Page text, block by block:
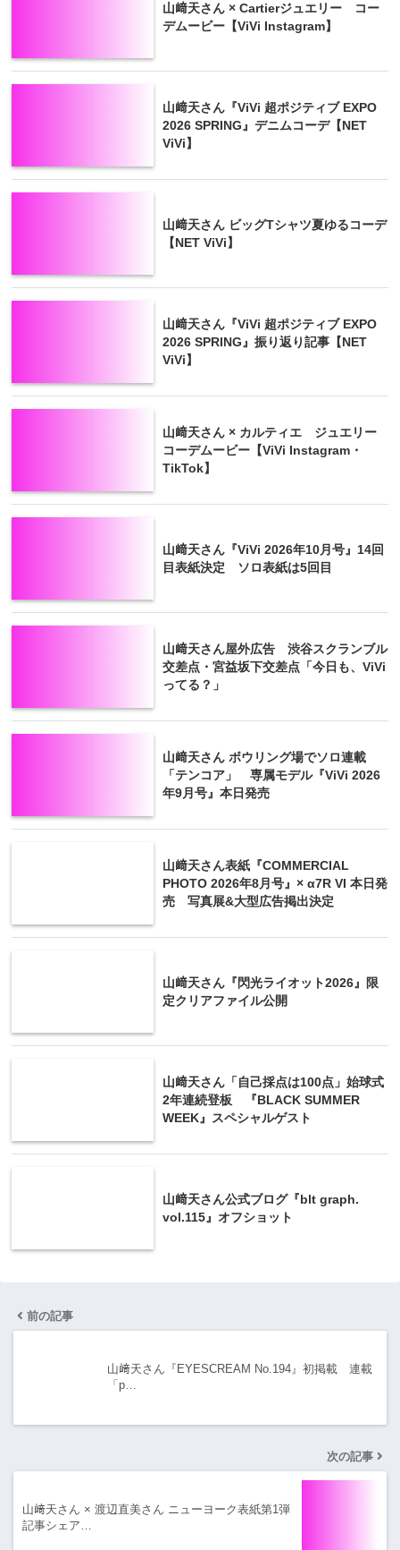
山﨑天さん × Cartierジュエリー コー
デムービー【ViVi Instagram】
山﨑天さん『ViVi 超ポジティブ EXPO
2026 SPRING』デニムコーデ【NET
ViVi】
山﨑天さん ビッグTシャツ夏ゆるコーデ
【NET ViVi】
山﨑天さん『ViVi 超ポジティブ EXPO
2026 SPRING』振り返り記事【NET
ViVi】
山﨑天さん × カルティエ ジュエリー
コーデムービー【ViVi Instagram・
TikTok】
山﨑天さん『ViVi 2026年10月号』14回
目表紙決定 ソロ表紙は5回目
山﨑天さん屋外広告 渋谷スクランブル
交差点・宮益坂下交差点「今日も、ViVi
ってる？」
山﨑天さん ボウリング場でソロ連載
「テンコア」 専属モデル『ViVi 2026
年9月号』本日発売
山﨑天さん表紙『COMMERCIAL
PHOTO 2026年8月号』× α7R VI 本日発
売 写真展&大型広告掲出決定
山﨑天さん『閃光ライオット2026』限
定クリアファイル公開
山﨑天さん「自己採点は100点」始球式
2年連続登板 『BLACK SUMMER
WEEK』スペシャルゲスト
山﨑天さん公式ブログ『blt graph.
vol.115』オフショット
前の記事
山﨑天さん『EYESCREAM No.194』初掲載 連載
「p…
次の記事
山﨑天さん × 渡辺直美さん ニューヨーク表紙第1弾
記事シェア…